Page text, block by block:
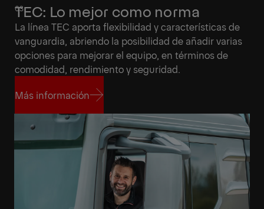
TEC: Lo mejor como norma
La línea TEC aporta flexibilidad y características de
vanguardia, abriendo la posibilidad de añadir varias
opciones para mejorar el equipo, en términos de
comodidad, rendimiento y seguridad.
Más información
Más información